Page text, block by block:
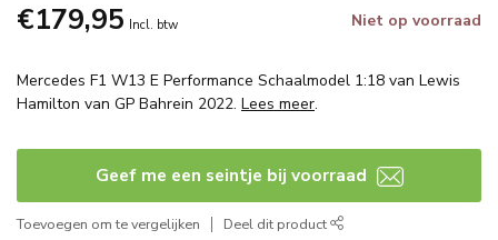
€179,95 Incl. btw Niet op voorraad
Mercedes F1 W13 E Performance Schaalmodel 1:18 van Lewis
Hamilton van GP Bahrein 2022. Lees meer.
Geef me een seintje bij voorraad
Toevoegen om te vergelijken Deel dit product